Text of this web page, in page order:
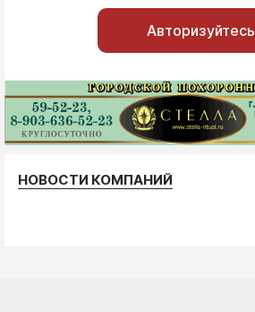
Авторизуйтесь
НОВОСТИ КОМПАНИЙ